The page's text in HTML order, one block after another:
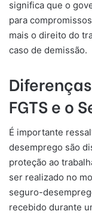
significa que o
para
mais o direito do
caso de demissão.
FGTS e o
É importante
desemprego são
proteção ao
ser realizado no
seguro-
recebido durante